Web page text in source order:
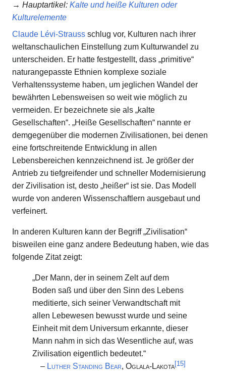
→ Hauptartikel: Kalte und heiße Kulturen oder
Kulturelemente
Claude Lévi-Strauss schlug vor, Kulturen nach ihrer
weltanschaulichen Einstellung zum Kulturwandel zu
unterscheiden. Er hatte festgestellt, dass „primitive“
naturangepasste Ethnien komplexe soziale
Verhaltenssysteme haben, um jeglichen Wandel der
bewährten Lebensweisen so weit wie möglich zu
vermeiden. Er bezeichnete sie als „kalte
Gesellschaften“. „Heiße Gesellschaften“ nannte er
demgegenüber die modernen Zivilisationen, bei denen
eine fortschreitende Entwicklung in allen
Lebensbereichen kennzeichnend ist. Je größer der
Antrieb zu tiefgreifender und schneller Modernisierung
der Zivilisation ist, desto „heißer“ ist sie. Das Modell
wurde von anderen Wissenschaftlern ausgebaut und
verfeinert.
In anderen Kulturen kann der Begriff „Zivilisation“
bisweilen eine ganz andere Bedeutung haben, wie das
folgende Zitat zeigt:
„Der Mann, der in seinem Zelt auf dem
Boden saß und über den Sinn des Lebens
meditierte, sich seiner Verwandtschaft mit
allen Lebewesen bewusst wurde und seine
Einheit mit dem Universum erkannte, dieser
Mann nahm in sich das Wesentliche auf, was
Zivilisation eigentlich bedeutet.“
– Luther Standing Bear, Oglala-Lakota[15]